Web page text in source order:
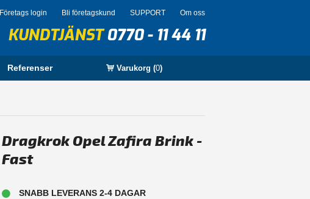
Företags login Bli företagskund SUPPORT Om oss
KUNDTJÄNST0770 - 11 44 11
Referenser Varukorg (0)
Dragkrok Opel Zafira Brink -
Fast
SNABB LEVERANS 2-4 DAGAR